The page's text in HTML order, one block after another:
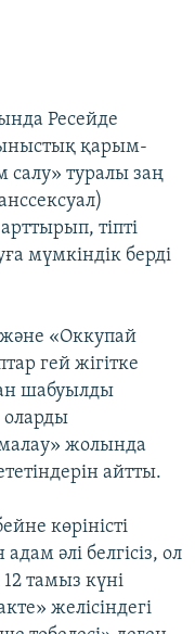
Ресейде
қарым-
салу» туралы заң
тіпті
мүмкіндік берді
«Оккупай
гей жігітке
шабуылды
оларды
жолында
айтты.
көріністі
адам әлі белгісіз, ол
12 тамыз күні
желісіндегі